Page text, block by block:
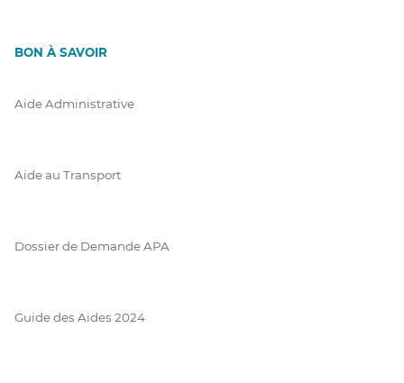
BON À SAVOIR
Aide Administrative
Aide au Transport
Dossier de Demande APA
Guide des Aides 2024